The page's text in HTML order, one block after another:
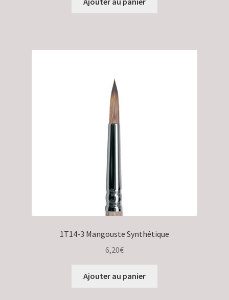
1T14-3 Mangouste Synthétique
6,20€
Ajouter au panier